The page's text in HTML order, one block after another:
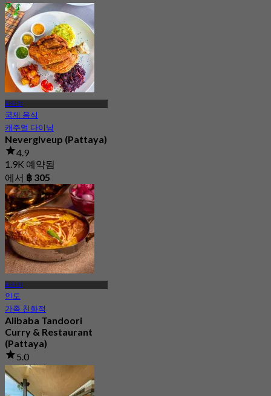
4.6
에서฿ 525
파타야
국제 음식
캐주얼 다이닝
Nevergiveup (Pattaya)
4.9
1.9K 예약됨
에서 ฿ 305
파타야
인도
가족 친화적
Alibaba Tandoori
Curry & Restaurant
(Pattaya)
5.0
19 예약됨
에서฿ 497.5